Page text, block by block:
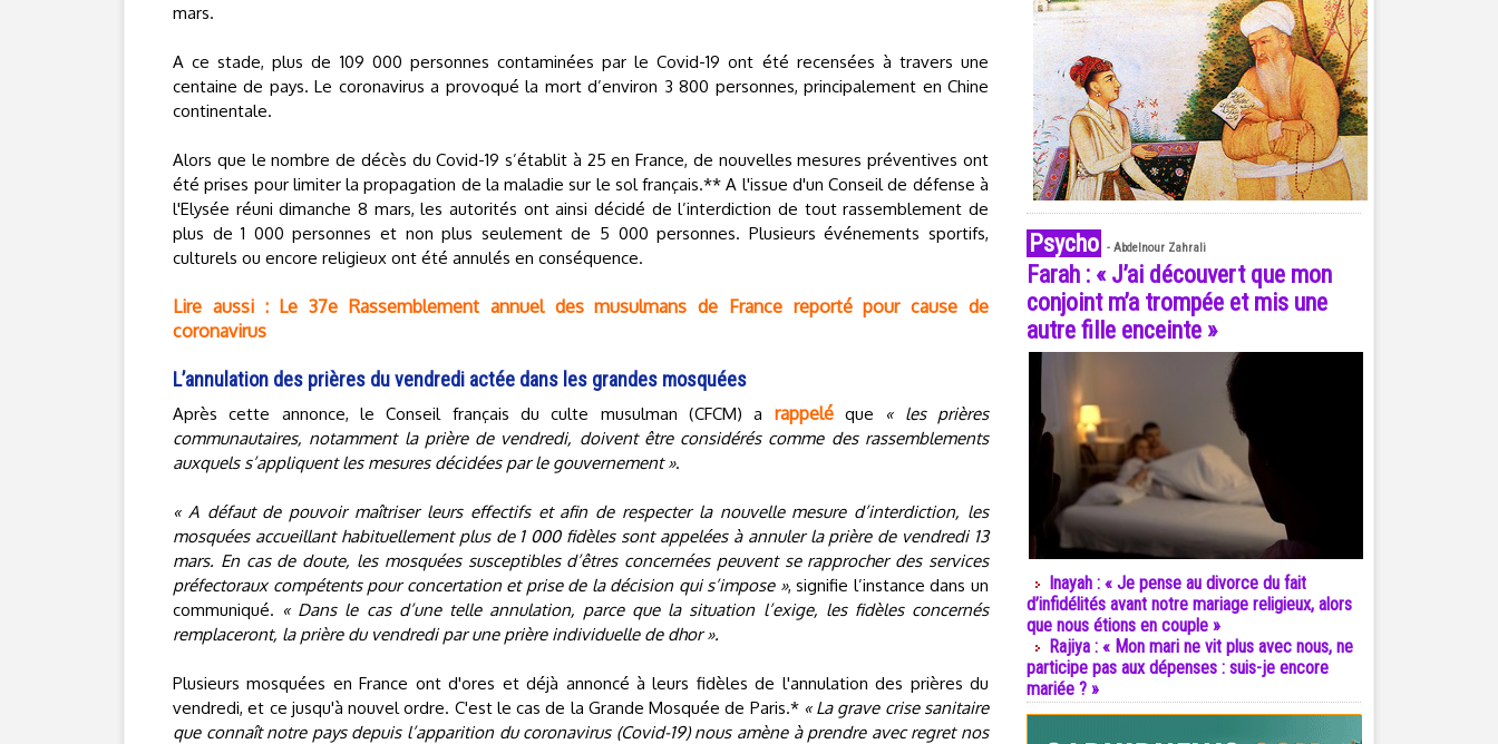
mars.
A ce stade, plus de 109 000 personnes contaminées par le Covid-19 ont été recensées à travers une
centaine de pays. Le coronavirus a provoqué la mort d’environ 3 800 personnes, principalement en Chine
continentale.
Alors que le nombre de décès du Covid-19 s’établit à 25 en France, de nouvelles mesures préventives ont
été prises pour limiter la propagation de la maladie sur le sol français.** A l'issue d'un Conseil de défense à
l'Elysée réuni dimanche 8 mars, les autorités ont ainsi décidé de l’interdiction de tout rassemblement de
plus de 1 000 personnes et non plus seulement de 5 000 personnes. Plusieurs événements sportifs,
culturels ou encore religieux ont été annulés en conséquence.
Lire aussi : Le 37e Rassemblement annuel des musulmans de France reporté pour cause de
coronavirus
L’annulation des prières du vendredi actée dans les grandes mosquées
Après cette annonce, le Conseil français du culte musulman (CFCM) a rappeléque « les prières
communautaires, notamment la prière de vendredi, doivent être considérés comme des rassemblements
auxquels s’appliquent les mesures décidées par le gouvernement ».
« A défaut de pouvoir maîtriser leurs effectifs et afin de respecter la nouvelle mesure d’interdiction, les
mosquées accueillant habituellement plus de 1 000 fidèles sont appelées à annuler la prière de vendredi 13
mars. En cas de doute, les mosquées susceptibles d’êtres concernées peuvent se rapprocher des services
préfectoraux compétents pour concertation et prise de la décision qui s’impose », signifie l’instance dans un
communiqué. « Dans le cas d’une telle annulation, parce que la situation l’exige, les fidèles concernés
remplaceront, la prière du vendredi par une prière individuelle de dhor ».
Plusieurs mosquées en France ont d'ores et déjà annoncé à leurs fidèles de l'annulation des prières du
vendredi, et ce jusqu'à nouvel ordre. C'est le cas de la Grande Mosquée de Paris.* « La grave crise sanitaire
que connaît notre pays depuis l’apparition du coronavirus (Covid-19) nous amène à prendre avec regret nos
Psycho - Abdelnour Zahrali
Farah : « J’ai découvert que mon
conjoint m’a trompée et mis une
autre fille enceinte »
Inayah : « Je pense au divorce du fait
d’infidélités avant notre mariage religieux, alors
que nous étions en couple »
Rajiya : « Mon mari ne vit plus avec nous, ne
participe pas aux dépenses : suis-je encore
mariée ? »